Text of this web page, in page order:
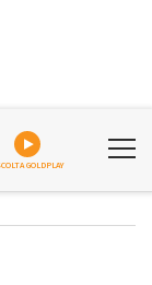
GOLDPLAY